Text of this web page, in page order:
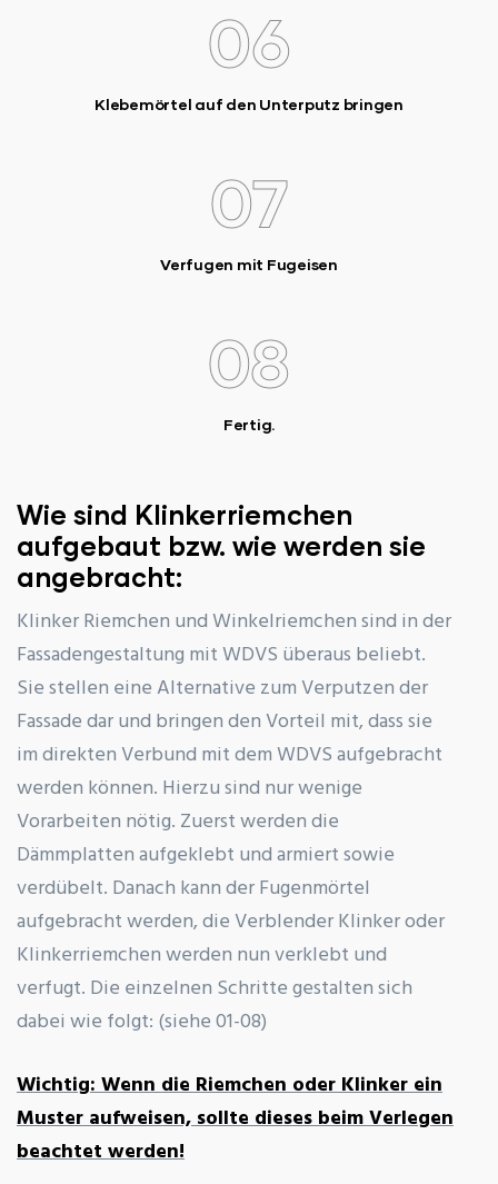
06
Klebemörtel auf den Unterputz bringen
07
Verfugen mit Fugeisen
08
Fertig.
Wie sind Klinkerriemchen
aufgebaut bzw. wie werden sie
angebracht:
Klinker Riemchen und Winkelriemchen sind in der
Fassadengestaltung mit WDVS überaus beliebt.
Sie stellen eine Alternative zum Verputzen der
Fassade dar und bringen den Vorteil mit, dass sie
im direkten Verbund mit dem WDVS aufgebracht
werden können. Hierzu sind nur wenige
Vorarbeiten nötig. Zuerst werden die
Dämmplatten aufgeklebt und armiert sowie
verdübelt. Danach kann der Fugenmörtel
aufgebracht werden, die Verblender Klinker oder
Klinkerriemchen werden nun verklebt und
verfugt. Die einzelnen Schritte gestalten sich
dabei wie folgt: (siehe 01-08)
Wichtig: Wenn die Riemchen oder Klinker ein
Muster aufweisen, sollte dieses beim Verlegen
beachtet werden!